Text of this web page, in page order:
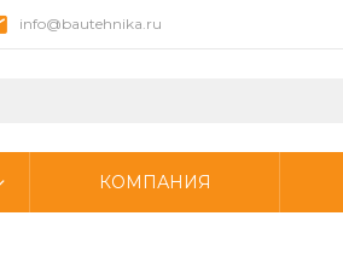
info@bautehnika.ru
КОМПАНИЯ